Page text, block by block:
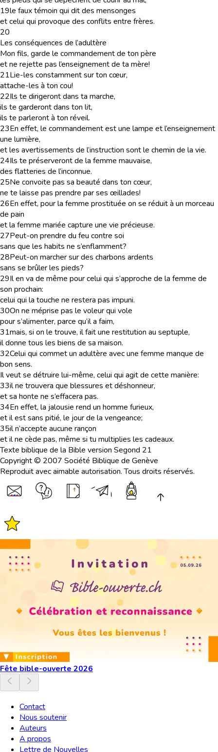
19le faux témoin qui dit des mensonges
et celui qui provoque des conflits entre frères.
20
Les conséquences de l’adultère
Mon fils, garde le commandement de ton père
et ne rejette pas l’enseignement de ta mère!
21Lie-les constamment sur ton cœur,
attache-les à ton cou!
22Ils te dirigeront dans ta marche,
ils te garderont dans ton lit,
ils te parleront à ton réveil.
23En effet, le commandement est une lampe et l’enseignement
une lumière,
et les avertissements de l’instruction sont le chemin de la vie.
24Ils te préserveront de la femme mauvaise,
des flatteries de l’inconnue.
25Ne convoite pas sa beauté dans ton cœur,
ne te laisse pas prendre par ses œillades!
26En effet, pour la femme prostituée on se réduit à un morceau
de pain
et la femme mariée capture une vie précieuse.
27Peut-on prendre du feu contre soi
sans que les habits ne s’enflamment?
28Peut-on marcher sur des charbons ardents
sans se brûler les pieds?
29Il en va de même pour celui qui s’approche de la femme de
son prochain:
celui qui la touche ne restera pas impuni.
30On ne méprise pas le voleur qui vole
pour s’alimenter, parce qu’il a faim,
31mais, si on le trouve, il fait une restitution au septuple,
il donne tous les biens de sa maison.
32Celui qui commet un adultère avec une femme manque de
bon sens.
Il veut se détruire lui-même, celui qui agit de cette manière:
33il ne trouvera que blessures et déshonneur,
et sa honte ne s’effacera pas.
34En effet, la jalousie rend un homme furieux,
et il est sans pitié, le jour de la vengeance;
35il n’accepte aucune rançon
et il ne cède pas, même si tu multiplies les cadeaux.
Texte biblique de la Bible version Segond 21
Copyright © 2007 Société Biblique de Genève
Reproduit avec aimable autorisation. Tous droits réservés.
Fête bible-ouverte 2026
Contact
Nous soutenir
Auteurs
A propos
Lettre de Nouvelles